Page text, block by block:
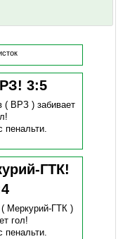
3:5
( ВРЗ ) забивает
пенальти.
ГТК!
4
Меркурий-ГТК )
гол!
пенальти.